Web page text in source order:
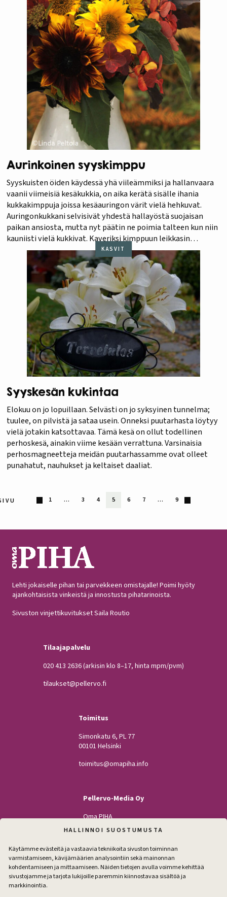
HALLINNOI SUOSTUMUSTA
Käytämme evästeitä ja vastaavia tekniikoita sivuston toiminnan
varmistamiseen, kävijämäärien analysointiin sekä mainonnan
kohdentamiseen ja mittaamiseen. Näiden tietojen avulla voimme kehittää
sivustojamme ja tarjota lukijoille paremmin kiinnostavaa sisältöä ja
markkinointia.
Aurinkoinen syyskimppu
Syyskuisten öiden käydessä yhä viileämmiksi ja hallanvaara
vaanii viimeisiä kesäkukkia, on aika kerätä sisälle ihania
kukkakimppuja joissa kesäauringon värit vielä hehkuvat.
Auringonkukkani selvisivät yhdestä hallayöstä suojaisan
paikan ansiosta, mutta nyt päätin ne poimia talteen kun niin
kauniisti vielä kukkivat. Kaveriksi kimppuun leikkasin
muutaman purppuraheisiangervon oksan. Niiden tumma
liilaan taittuva sävy sopii mielestäni kauniisti lämpimien
auringonkukkien…
KASVIT
Syyskesän kukintaa
Elokuu on jo lopuillaan. Selvästi on jo syksyinen tunnelma;
tuulee, on pilvistä ja sataa usein. Onneksi puutarhasta löytyy
vielä jotakin katsottavaa. Tämä kesä on ollut todellinen
perhoskesä, ainakin viime kesään verrattuna. Varsinaisia
perhosmagneetteja meidän puutarhassamme ovat olleet
punahatut, nauhukset ja keltaiset daaliat.
1 … 3 4 5 6 7 … 9
Lehti jokaiselle pihan tai parvekkeen omistajalle! Poimi hyöty
ajankohtaisista vinkeistä ja innostusta pihatarinoista.
Sivuston vinjettikuvitukset Saila Routio
Tilaajapalvelu
020 413 2636(arkisin klo 8–17, hinta mpm/pvm)
tilaukset@pellervo.fi
Toimitus
Simonkatu 6, PL 77
00101 Helsinki
toimitus@omapiha.info
Pellervo-Media Oy
Oma PIHA
Kodin Pellervo
Maatilan Pellervo